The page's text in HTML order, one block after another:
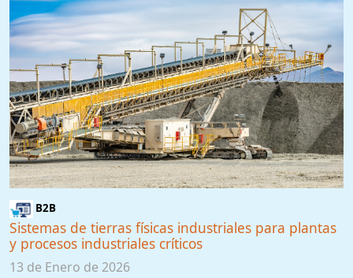
B2B
Sistemas de tierras físicas industriales para plantas
y procesos industriales críticos
13 de Enero de 2026